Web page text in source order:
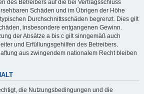
des Betreibers auf die bei Vertragsschluss
Schäden und im Übrigen der Höhe
Durchschnittsschäden begrenzt. Dies gilt
insbesondere entgangenen Gewinn.
der Absätze a bis c gilt sinngemäß auch
und Erfüllungsgehilfen des Betreibers.
aus zwingendem nationalem Recht bleiben
die Nutzungsbedingungen und die